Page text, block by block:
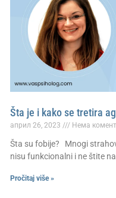
Šta je i kako se tretira
април 26, 2023 Нема
Šta su fobije? Mnogi
nisu funkcionalni i ne štite
Pročitaj više »